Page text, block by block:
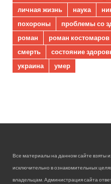
личная жизнь
наука
похороны
проблемы со
роман
роман костомаров
смерть
состояние
украина
умер
Все материалы на данном сайте взяты
исключительно в ознакомительных
владельцам. Администрация сайта